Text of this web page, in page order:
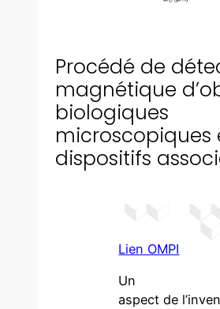
Procédé de
magnétique
biologiques
microscopiques
dispositifs
Lien OMPI
Un
aspect de